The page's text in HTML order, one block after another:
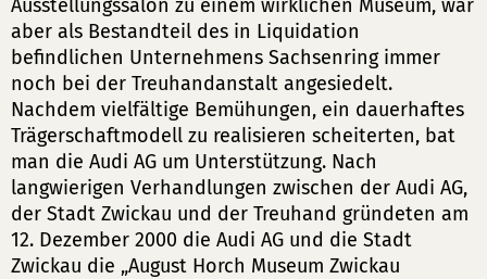
Ausstellungssalon zu einem wirklichen Museum, war
aber als Bestandteil des in Liquidation
befindlichen Unternehmens Sachsenring immer
noch bei der Treuhandanstalt angesiedelt.
Nachdem vielfältige Bemühungen, ein dauerhaftes
Trägerschaftmodell zu realisieren scheiterten, bat
man die Audi AG um Unterstützung. Nach
langwierigen Verhandlungen zwischen der Audi AG,
der Stadt Zwickau und der Treuhand gründeten am
12. Dezember 2000 die Audi AG und die Stadt
Zwickau die „August Horch Museum Zwickau